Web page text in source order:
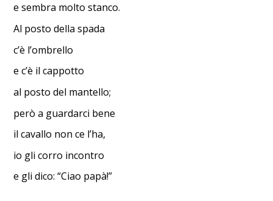
e sembra molto stanco.
Al posto della spada
c’è l’ombrello
e c’è il cappotto
al posto del mantello;
però a guardarci bene
il cavallo non ce l’ha,
io gli corro incontro
e gli dico: “Ciao papà!”